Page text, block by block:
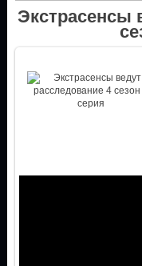
Экстрасенсы